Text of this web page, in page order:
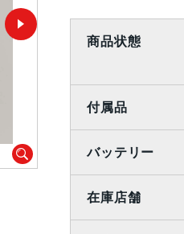
商品状態
付属品
バッテリー
在庫店舗